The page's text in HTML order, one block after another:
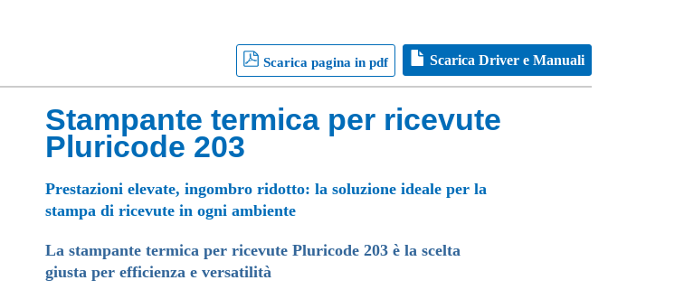
Scarica Driver e Manuali
Scarica pagina in pdf
Stampante termica per ricevute
Pluricode 203
Prestazioni elevate, ingombro ridotto: la soluzione ideale per la
stampa di ricevute in ogni ambiente
La stampante termica per ricevute Pluricode 203 è la scelta
giusta per efficienza e versatilità